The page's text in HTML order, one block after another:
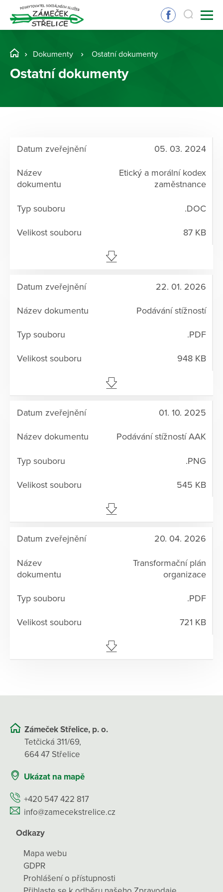
Dokumenty Ostatní dokumenty
Ostatní dokumenty
05. 03. 2024
Etický a morální kodex
zaměstnance
.DOC
87 KB
22. 01. 2026
Podávání stížností
.PDF
948 KB
01. 10. 2025
Podávání stížností AAK
.PNG
545 KB
20. 04. 2026
Transformační plán
organizace
.PDF
721 KB
Zámeček Střelice, p. o.
Tetčická 311/69,
664 47 Střelice
Ukázat na mapě
+420 547 422 817
info@zamecekstrelice.cz
Odkazy
Mapa webu
GDPR
Prohlášení o přístupnosti